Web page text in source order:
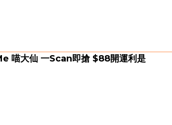
喵大仙 一Scan即搶 $88開運利是